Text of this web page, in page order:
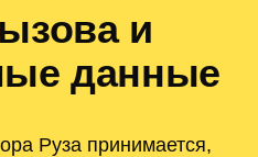
и
данные
Руза принимается,